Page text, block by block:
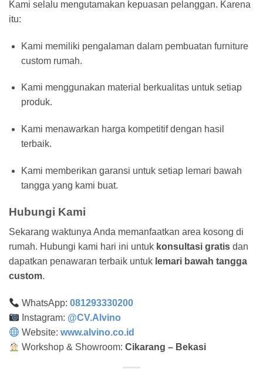
Kami selalu mengutamakan kepuasan pelanggan. Karena
itu:
Kami memiliki pengalaman dalam pembuatan furniture
custom rumah.
Kami menggunakan material berkualitas untuk setiap
produk.
Kami menawarkan harga kompetitif dengan hasil
terbaik.
Kami memberikan garansi untuk setiap lemari bawah
tangga yang kami buat.
Hubungi Kami
Sekarang waktunya Anda memanfaatkan area kosong di
rumah. Hubungi kami hari ini untuk konsultasi gratis dan
dapatkan penawaran terbaik untuk lemari bawah tangga
custom.
WhatsApp:081293330200
Instagram: @CV.Alvino
Website:www.alvino.co.id
Workshop & Showroom:Cikarang – Bekasi